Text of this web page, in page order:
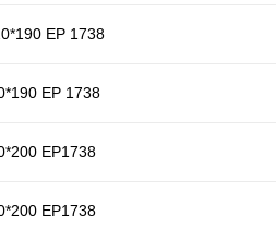
EP 1738
EP 1738
EP1738
EP1738